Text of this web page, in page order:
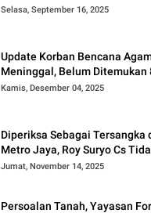
Selasa, September 16, 2025
Update Korban Bencana
Meninggal, Belum Ditemukan
Kamis, Desember 04, 2025
Diperiksa Sebagai Tersangka
Metro Jaya, Roy Suryo Cs
Jumat, November 14, 2025
Persoalan Tanah, Yayasan